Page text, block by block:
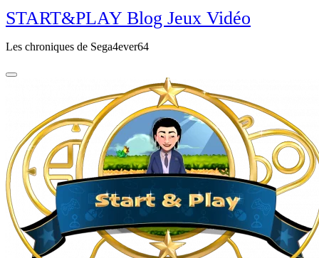
START&PLAY Blog Jeux Vidéo
Les chroniques de Sega4ever64